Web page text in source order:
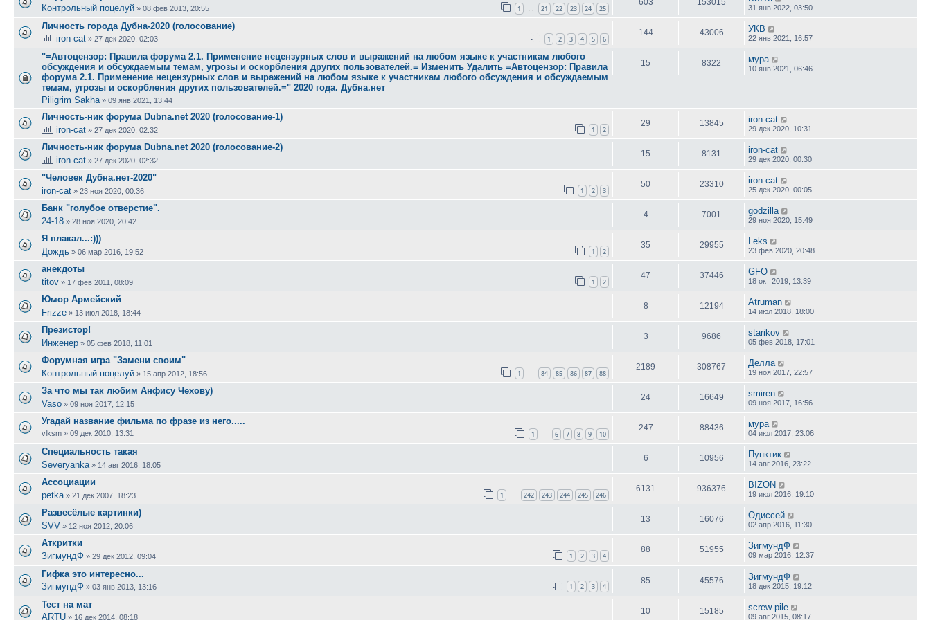
Контрольный поцелуй » 08 фев 2013, 20:55 1 … 21 22 23 24 25
603 153015
31 янв 2022, 03:50
Личность города Дубна-2020 (голосование)
iron-cat » 27 дек 2020, 02:03 1 2 3 4 5 6
144 43006 УКВ
22 янв 2021, 16:57
"=Автоцензор: Правила форума 2.1. Применение нецензурных слов и выражений на любом языке к участникам любого
обсуждения и обсуждаемым темам, угрозы и оскорбления других пользователей.= Изменить Удалить =Автоцензор: Правила
форума 2.1. Применение нецензурных слов и выражений на любом языке к участникам любого обсуждения и обсуждаемым
темам, угрозы и оскорбления других пользователей.=" 2020 года. Дубна.нет
Piligrim Sakha » 09 янв 2021, 13:44
15 8322 мура
10 янв 2021, 06:46
Личность-ник форума Dubna.net 2020 (голосование-1)
iron-cat » 27 дек 2020, 02:32 1 2
29 13845 iron-cat
29 дек 2020, 10:31
Личность-ник форума Dubna.net 2020 (голосование-2)
iron-cat » 27 дек 2020, 02:32
15 8131 iron-cat
29 дек 2020, 00:30
"Человек Дубна.нет-2020"
iron-cat » 23 ноя 2020, 00:36 1 2 3
50 23310 iron-cat
25 дек 2020, 00:05
Банк "голубое отверстие".
24-18 » 28 ноя 2020, 20:42
4 7001 godzilla
29 ноя 2020, 15:49
Я плакал...:)))
Дождь » 06 мар 2016, 19:52 1 2
35 29955 Leks
23 фев 2020, 20:48
анекдоты
titov » 17 фев 2011, 08:09 1 2
47 37446 GFO
18 окт 2019, 13:39
Юмор Армейский
Frizze » 13 июл 2018, 18:44
8 12194 Atruman
14 июл 2018, 18:00
Презистор!
Инженер » 05 фев 2018, 11:01
3 9686 starikov
05 фев 2018, 17:01
Форумная игра "Замени своим"
Контрольный поцелуй » 15 апр 2012, 18:56 1 84 85 86 87 88
2189 308767 Делла
19 ноя 2017, 22:57
За что мы так любим Анфису Чехову)
Vaso » 09 ноя 2017, 12:15
24 16649 smiren
09 ноя 2017, 16:56
Угадай название фильма по фразе из него.....
vlksm » 09 дек 2010, 13:31 1 6 7 8 9 10
247 88436 мура
04 июл 2017, 23:06
Специальность такая
Severyanka » 14 авг 2016, 18:05
6 10956 Пунктик
14 авг 2016, 23:22
Ассоциации
petka » 21 дек 2007, 18:23 1 242 243 244 245 246
6131 936376 BIZON
19 июл 2016, 19:10
Развесёлые картинки)
SVV » 12 ноя 2012, 20:06
13 16076 Одиссей
02 апр 2016, 11:30
Аткритки
ЗигмундФ » 29 дек 2012, 09:04 1 2 3 4
88 51955 ЗигмундФ
09 мар 2016, 12:37
Гифка это интересно...
ЗигмундФ » 03 янв 2013, 13:16 1 2 3 4
85 45576 ЗигмундФ
18 дек 2015, 19:12
Тест на мат
ARTU » 16 дек 2014, 08:18
10 15185 screw-pile
09 авг 2015, 08:17